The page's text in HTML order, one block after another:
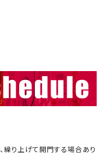
上げて開門する場合あり